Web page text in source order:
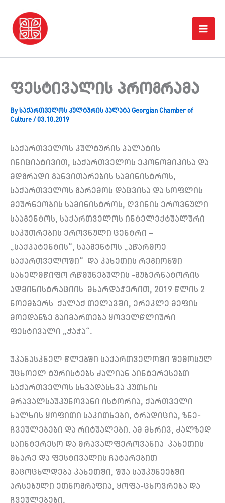
content
Home
ფესტივალის პროგრამა
Byსაქართველოს კულტურის პალატა Georgian Chamber of
Culture / 03.10.2019
საქართველოს კულტურის პალატის
ინიციატივით, საქართველოს ეკონომიკისა და
მდგრადი განვითარების სამინისტროს,
საქართველოს გარემოს დაცვისა და სოფლის
მეურნეობის სამინისტროს, ღვინის ეროვნული
სააგენტოს, საქართველოს ინტელექტუალური
საკუთრების ეროვნული ცენტრი –
„საქპატენტის“, სააგენტოს „აწარმოე
საქართველოში“ და კახეთის რეგიონში
სახელმწიფო რწმუნებულის -გუბერნატორის
ადმინისტრაციის მხარდაჭერით, 2019 წლის 2
ნოემბერს ქალაქ თელავში, ერეკლე მეფის
მოედანზე გაიმართება ყოველწლიური
ფესტივალი „ჭაჭა“.
უკანასკნელ წლებში საქართველოში შემოსულ
უცხოელ ტურისტებს ძალიან აინტერესებთ
საქართველოს სხვადასხვა კუთხის
მრავალსაუკუნოვანი ისტორია, ქართველი
ხალხის ყოფითი საკითხები, ტრადიცია, ზნე-
ჩვეულებები და რიტუალები. ამ მხრივ, ძალზედ
საინტერესო და მრავალფეროვანია კახეთის
მხარე და ფესტივალის ჩატარებით
გაცოცხლდება კახეთში, შუა საუკუნეებში
არსებული ეთნოგრაფია, ყოფა-ცხოვრება და
ჩვეულებები.